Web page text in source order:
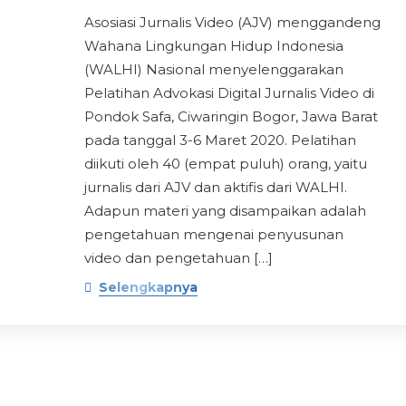
Asosiasi Jurnalis Video (AJV) menggandeng
Wahana Lingkungan Hidup Indonesia
(WALHI) Nasional menyelenggarakan
Pelatihan Advokasi Digital Jurnalis Video di
Pondok Safa, Ciwaringin Bogor, Jawa Barat
pada tanggal 3-6 Maret 2020. Pelatihan
diikuti oleh 40 (empat puluh) orang, yaitu
jurnalis dari AJV dan aktifis dari WALHI.
Adapun materi yang disampaikan adalah
pengetahuan mengenai penyusunan
video dan pengetahuan […]
Selengkapnya
jurnalis berbasis
Indonesia.
Kontak info
Jl.Raya Pasar Minggu No. 18
RT 001/RW 04,
Selatan- 12520
+62 812-1250-8300
Open Hours: